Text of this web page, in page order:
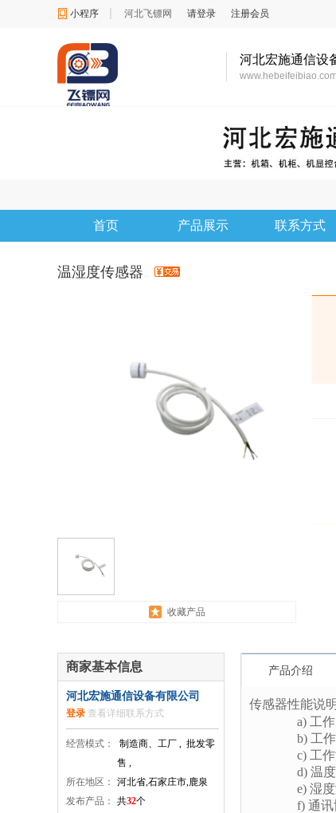
小程序 河北飞镖网 请登录 注册会员
河北宏施通信设
首页 产品展示 联系方式
温湿度传感器
收藏产品
商家基本信息
河北宏施通信设备有限公司
登录 查看详细联系方式
经营模式：
制造商、工厂 , 批发零
售 ,
所在地区：
河北省,石家庄市,鹿泉
发布产品：
共32个
产品介绍
传感器性能说明
a) 工作
b) 工
c) 工作
d) 温
e) 湿
f) 通讯